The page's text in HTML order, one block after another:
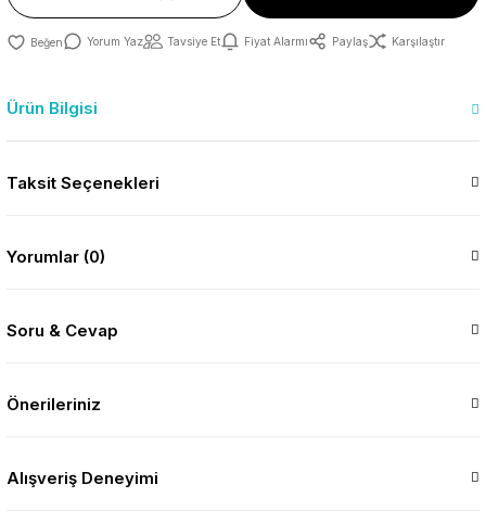
Yorum Yaz Tavsiye Et Fiyat Alarmı Paylaş Karşılaştır
Ürün Bilgisi
Taksit Seçenekleri
Yorumlar (0)
Soru & Cevap
Önerileriniz
Alışveriş Deneyimi